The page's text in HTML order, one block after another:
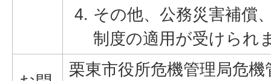
その他、公務災害補償
制度の適用が受けられ
栗東市役所危機管理局危機